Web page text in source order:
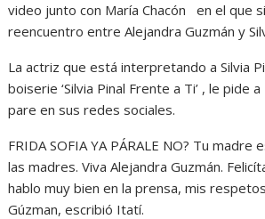
video junto con María Chacón en el que
reencuentro entre Alejandra Guzmán y
La actriz que está interpretando a Silvia
boiserie ‘Silvia Pinal Frente a Ti’ , le pide
pare en sus redes sociales.
FRIDA SOFIA YA PÁRALE NO? Tu madre
las madres. Viva Alejandra Guzmán.
hablo muy bien en la prensa, mis
Gúzman, escribió Itatí.